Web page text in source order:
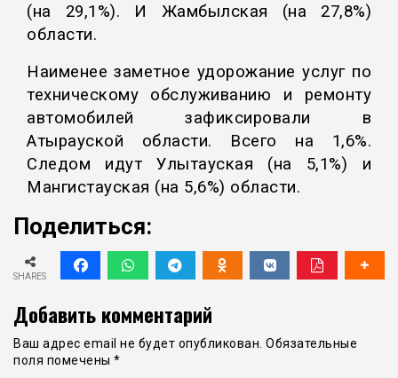
(на 29,1%). И Жамбылская (на 27,8%)
области.
Наименее заметное удорожание услуг по
техническому обслуживанию и ремонту
автомобилей зафиксировали в
Атырауской области. Всего на 1,6%.
Следом идут Улытауская (на 5,1%) и
Мангистауская (на 5,6%) области.
Поделиться:
SHARES
Добавить комментарий
Ваш адрес email не будет опубликован. Обязательные
поля помечены *